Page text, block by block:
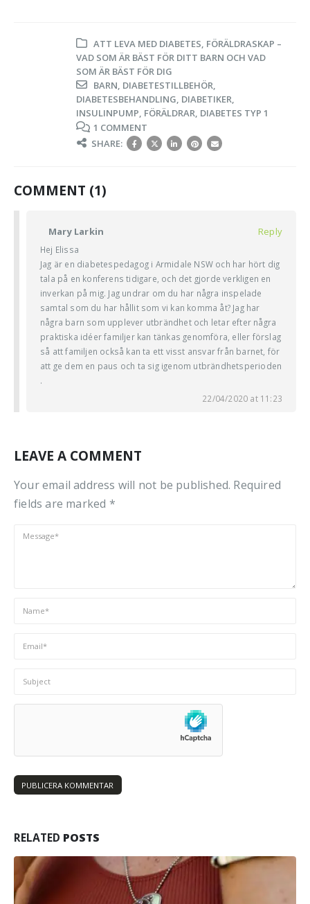
ATT LEVA MED DIABETES, FÖRÄLDRASKAP –
VAD SOM ÄR BÄST FÖR DITT BARN OCH VAD
SOM ÄR BÄST FÖR DIG
BARN, DIABETESTILLBEHÖR,
DIABETESBEHANDLING, DIABETIKER,
INSULINPUMP, FÖRÄLDRAR, DIABETES TYP 1
1 COMMENT
SHARE:
COMMENT (1)
Mary Larkin Reply
Hej Elissa
Jag är en diabetespedagog i Armidale NSW och har hört dig
tala på en konferens tidigare, och det gjorde verkligen en
inverkan på mig. Jag undrar om du har några inspelade
samtal som du har hållit som vi kan komma åt? Jag har
några barn som upplever utbrändhet och letar efter några
praktiska idéer familjer kan tänkas genomföra, eller förslag
så att familjen också kan ta ett visst ansvar från barnet, för
att ge dem en paus och ta sig igenom utbrändhetsperioden
.
22/04/2020 at 11:23
LEAVE A COMMENT
Your email address will not be published. Required
fields are marked *
RELATED POSTS